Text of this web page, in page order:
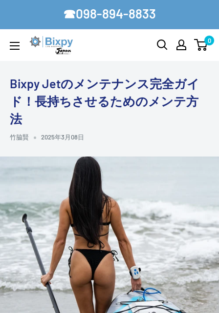
る
☎098-894-8833
Bixpy-
0
Bixpy Jetのメンテナンス完全ガイ
ド！長持ちさせるためのメンテ方
法
竹脇賢 2025年3月08日